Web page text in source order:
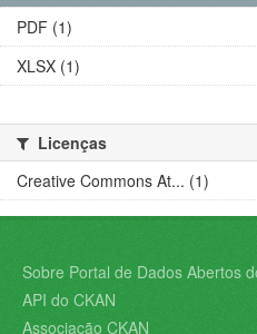
PDF (1)
XLSX (1)
Licenças
Creative Commons At... (1)
Sobre Portal de Dados Abertos
API do CKAN
Associação CKAN